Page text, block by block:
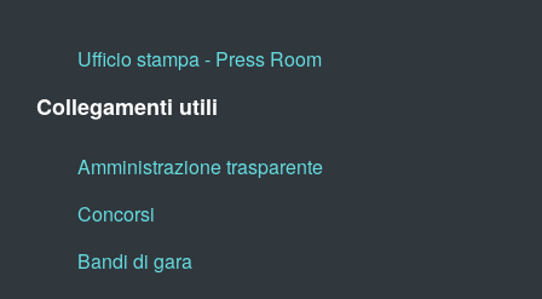
Ufficio stampa - Press Room
Collegamenti utili
Amministrazione trasparente
Concorsi
Bandi di gara